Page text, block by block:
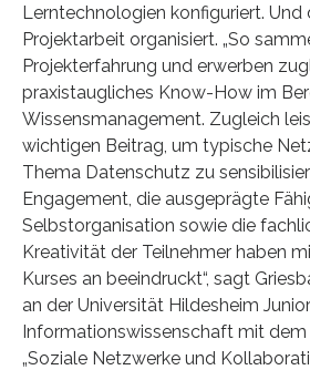
Lerntechnologien konfiguriert. Und
Projektarbeit organisiert. „So
Projekterfahrung und erwerben
praxistaugliches Know-How im
Wissensmanagement. Zugleich
wichtigen Beitrag, um typische
Thema Datenschutz zu
Engagement, die ausgeprägte
Selbstorganisation sowie die
Kreativität der Teilnehmer haben
Kurses an beeindruckt“, sagt
an der Universität Hildesheim
Informationswissenschaft mit
„Soziale Netzwerke und